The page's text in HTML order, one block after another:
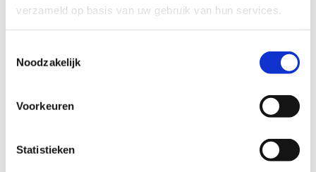
verzameld op basis van uw gebruik van hun services.
Noodzakelijk
Voorkeuren
Statistieken
Raadpleeg de
Contacteer ons voor meer info &
+32 9 244 72 22